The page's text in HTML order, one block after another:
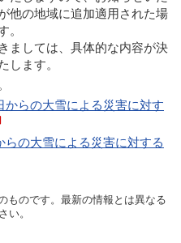
他の地域に追加適用された場
。
ましては、具体的な内容が決
します。
らの大雪による災害に対す
の大雪による災害に対する
ものです。最新の情報とは異なる
い。